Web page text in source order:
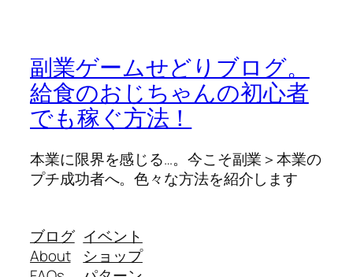
副業ゲームせどりブログ。
給食のおじちゃんの初心者
でも稼ぐ方法！
本業に限界を感じる…。今こそ副業＞本業の
プチ成功者へ。色々な方法を紹介します
ブログ
About
イベント
ショップ